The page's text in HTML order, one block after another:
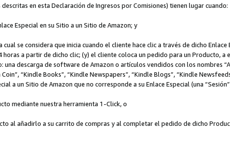
descritas en esta Declaración de Ingresos por Comisiones) tienen lugar cuando:
Especial en su Sitio a un Sitio de Amazon; y
cual se considera que inicia cuando el cliente hace clic a través de dicho
horas a partir de dicho clic; (y) el cliente coloca un pedido para un Producto,
descarga de software de Amazon o artículos vendidos con los nombres
“Kindle Books”, “Kindle Newspapers”, “Kindle Blogs”, “Kindle
a un Sitio de Amazon que no corresponde a su Enlace Especial (una
mediante nuestra herramienta 1-Click, o
al añadirlo a su carrito de compras y al completar el pedido de dicho